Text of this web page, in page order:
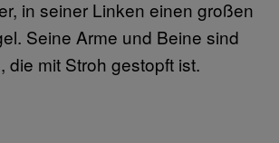
in seiner Linken einen großen
Seine Arme und Beine sind
die mit Stroh gestopft ist.